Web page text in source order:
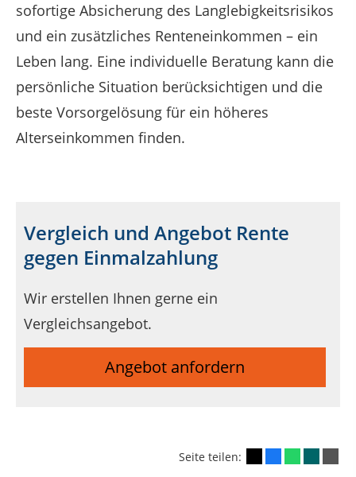
sofortige Absicherung des Langlebigkeitsrisikos
und ein zusätzliches Renteneinkommen – ein
Leben lang. Eine individuelle Beratung kann die
persönliche Situation berücksichtigen und die
beste Vorsorgelösung für ein höheres
Alterseinkommen finden.
Vergleich und Angebot Rente
gegen Einmalzahlung
Wir erstellen Ihnen gerne ein
Vergleichsangebot.
Angebot anfordern
Seite teilen: